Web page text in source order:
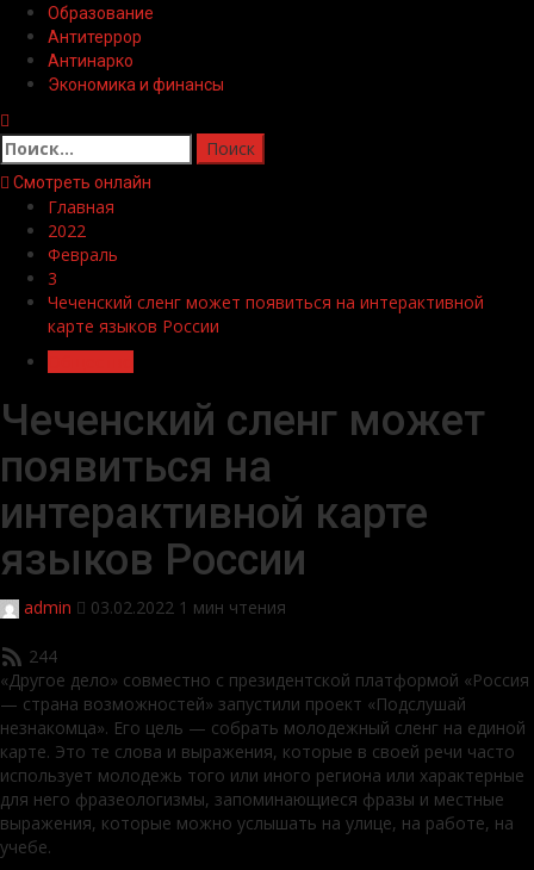
Образование
Антитеррор
Антинарко
Экономика и финансы
Найти:
Смотреть онлайн
Главная
2022
Февраль
3
Чеченский сленг может появиться на интерактивной
карте языков России
Чеченский сленг может
появиться на
интерактивной карте
языков России
admin 03.02.2022 1 мин чтения
244
«Другое дело» совместно с президентской платформой «Россия
— страна возможностей» запустили проект «Подслушай
незнакомца». Его цель — собрать молодежный сленг на единой
карте. Это те слова и выражения, которые в своей речи часто
использует молодежь того или иного региона или характерные
для него фразеологизмы, запоминающиеся фразы и местные
выражения, которые можно услышать на улице, на работе, на
учебе.